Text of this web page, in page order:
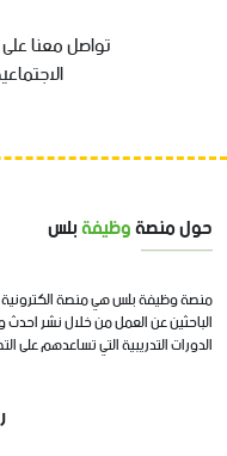
تواصل معنا
حول منصةوظيفةبلس
منصة وظيفة بلس هي منصة
الباحثين عن العمل من خلال نشر
الدورات التدريبية التي تساعدهم